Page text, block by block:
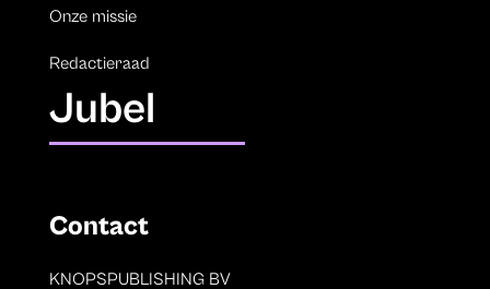
Onze missie
Redactieraad
Jubel
Contact
KNOPSPUBLISHING BV